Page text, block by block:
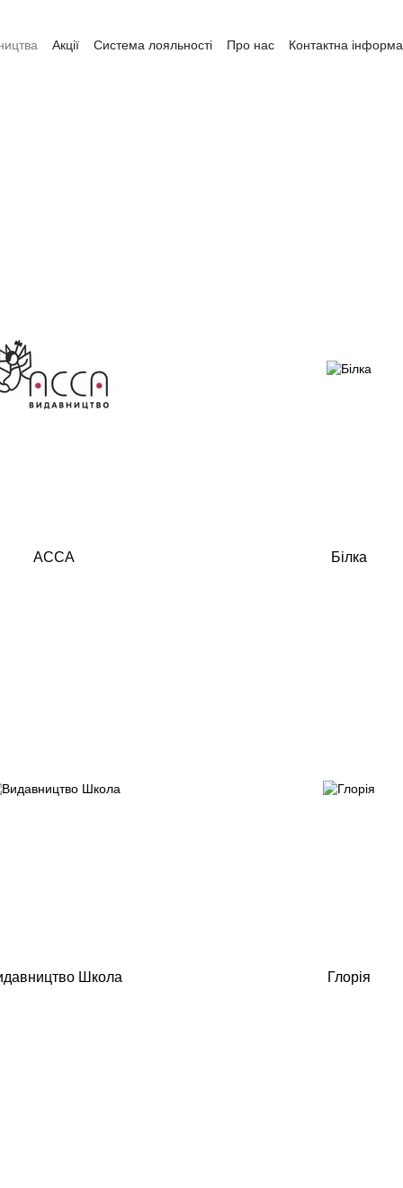
Акції Система лояльності Про нас
Контактна
АССА Білка
Школа Глорія